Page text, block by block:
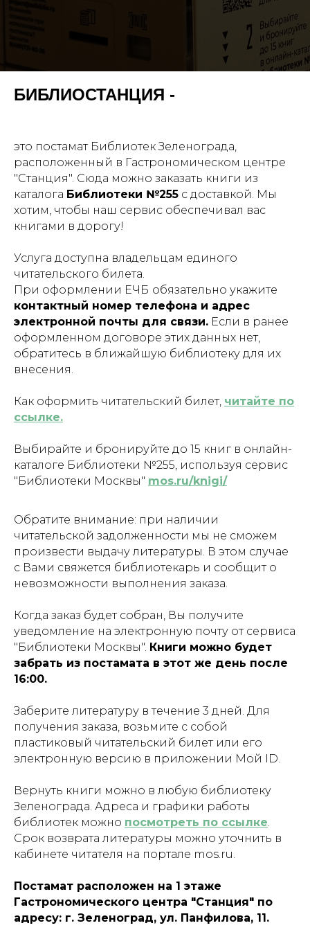
БИБЛИОСТАНЦИЯ -
это постамат Библиотек Зеленограда,
расположенный в Гастрономическом центре
"Станция". Сюда можно заказать книги из
каталога Библиотеки №255 с доставкой. Мы
хотим, чтобы наш сервис обеспечивал вас
книгами в дорогу!
Услуга доступна владельцам единого
читательского билета.
При оформлении ЕЧБ обязательно укажите
контактный номер телефона и адрес
электронной почты для связи. Если в ранее
оформленном договоре этих данных нет,
обратитесь в ближайшую библиотеку для их
внесения.
Как оформить читательский билет, читайте по
ссылке.
Выбирайте и бронируйте до 15 книг в онлайн-
каталоге Библиотеки №255, используя сервис
"Библиотеки Москвы" mos.ru/knigi/
Обратите внимание: при наличии
читательской задолженности мы не сможем
произвести выдачу литературы. В этом случае
с Вами свяжется библиотекарь и сообщит о
невозможности выполнения заказа.
Когда заказ будет собран, Вы получите
уведомление на электронную почту от сервиса
"Библиотеки Москвы". Книги можно будет
забрать из постамата в этот же день после
16:00.
Заберите литературу в течение 3 дней. Для
получения заказа, возьмите с собой
пластиковый читательский билет или его
электронную версию в приложении Мой ID.
Вернуть книги можно в любую библиотеку
Зеленограда. Адреса и графики работы
библиотек можно посмотреть по ссылке.
Срок возврата литературы можно уточнить в
кабинете читателя на портале mos.ru.
Постамат расположен на 1 этаже
Гастрономического центра "Станция" по
адресу: г. Зеленоград, ул. Панфилова, 11.